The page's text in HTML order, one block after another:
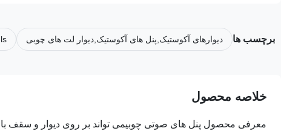
برچسب ها دیوارهای آکوستیک,پنل های آکوستیک,دیوار لت های چوبی
خلاصه محصول
معرفی محصول پنل های صوتی چوبیمی تواند بر روی دیوار و